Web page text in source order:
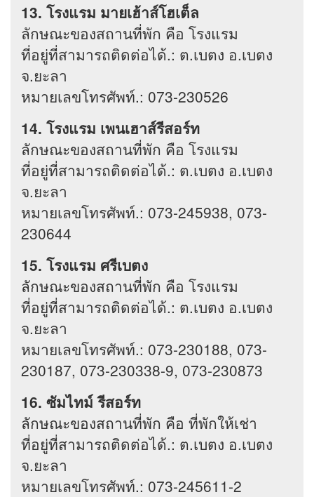
13. โรงแรม มายเฮ้าส์โฮเต็ล
ลักษณะของสถานที่พัก คือ โรงแรม
ที่อยู่ที่สามารถติดต่อได้.: ต.เบตง อ.เบตง
จ.ยะลา
หมายเลขโทรศัพท์.: 073-230526
14. โรงแรม เพนเฮาส์รีสอร์ท
ลักษณะของสถานที่พัก คือ โรงแรม
ที่อยู่ที่สามารถติดต่อได้.: ต.เบตง อ.เบตง
จ.ยะลา
หมายเลขโทรศัพท์.: 073-245938, 073-
230644
15. โรงแรม ศรีเบตง
ลักษณะของสถานที่พัก คือ โรงแรม
ที่อยู่ที่สามารถติดต่อได้.: ต.เบตง อ.เบตง
จ.ยะลา
หมายเลขโทรศัพท์.: 073-230188, 073-
230187, 073-230338-9, 073-230873
16. ซัมไทม์ รีสอร์ท
ลักษณะของสถานที่พัก คือ ที่พักให้เช่า
ที่อยู่ที่สามารถติดต่อได้.: ต.เบตง อ.เบตง
จ.ยะลา
หมายเลขโทรศัพท์.: 073-245611-2